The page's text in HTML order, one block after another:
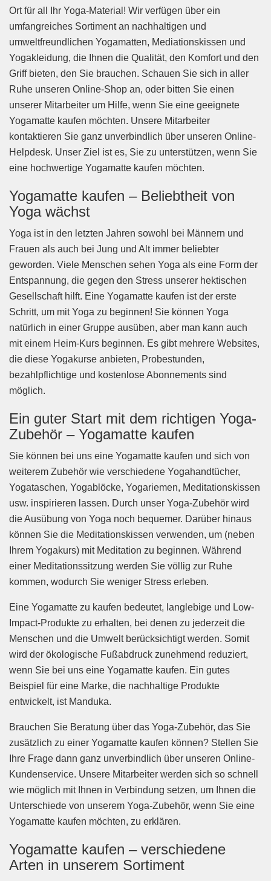
Ort für all Ihr Yoga-Material! Wir verfügen über ein
umfangreiches Sortiment an nachhaltigen und
umweltfreundlichen Yogamatten, Mediationskissen und
Yogakleidung, die Ihnen die Qualität, den Komfort und den
Griff bieten, den Sie brauchen. Schauen Sie sich in aller
Ruhe unseren Online-Shop an, oder bitten Sie einen
unserer Mitarbeiter um Hilfe, wenn Sie eine geeignete
Yogamatte kaufen möchten. Unsere Mitarbeiter
kontaktieren Sie ganz unverbindlich über unseren Online-
Helpdesk. Unser Ziel ist es, Sie zu unterstützen, wenn Sie
eine hochwertige Yogamatte kaufen möchten.
Yogamatte kaufen – Beliebtheit von
Yoga wächst
Yoga ist in den letzten Jahren sowohl bei Männern und
Frauen als auch bei Jung und Alt immer beliebter
geworden. Viele Menschen sehen Yoga als eine Form der
Entspannung, die gegen den Stress unserer hektischen
Gesellschaft hilft. Eine Yogamatte kaufen ist der erste
Schritt, um mit Yoga zu beginnen! Sie können Yoga
natürlich in einer Gruppe ausüben, aber man kann auch
mit einem Heim-Kurs beginnen. Es gibt mehrere Websites,
die diese Yogakurse anbieten, Probestunden,
bezahlpflichtige und kostenlose Abonnements sind
möglich.
Ein guter Start mit dem richtigen Yoga-
Zubehör – Yogamatte kaufen
Sie können bei uns eine Yogamatte kaufen und sich von
weiterem Zubehör wie verschiedene Yogahandtücher,
Yogataschen, Yogablöcke, Yogariemen, Meditationskissen
usw. inspirieren lassen. Durch unser Yoga-Zubehör wird
die Ausübung von Yoga noch bequemer. Darüber hinaus
können Sie die Meditationskissen verwenden, um (neben
Ihrem Yogakurs) mit Meditation zu beginnen. Während
einer Meditationssitzung werden Sie völlig zur Ruhe
kommen, wodurch Sie weniger Stress erleben.
Eine Yogamatte zu kaufen bedeutet, langlebige und Low-
Impact-Produkte zu erhalten, bei denen zu jederzeit die
Menschen und die Umwelt berücksichtigt werden. Somit
wird der ökologische Fußabdruck zunehmend reduziert,
wenn Sie bei uns eine Yogamatte kaufen. Ein gutes
Beispiel für eine Marke, die nachhaltige Produkte
entwickelt, ist Manduka.
Brauchen Sie Beratung über das Yoga-Zubehör, das Sie
zusätzlich zu einer Yogamatte kaufen können? Stellen Sie
Ihre Frage dann ganz unverbindlich über unseren Online-
Kundenservice. Unsere Mitarbeiter werden sich so schnell
wie möglich mit Ihnen in Verbindung setzen, um Ihnen die
Unterschiede von unserem Yoga-Zubehör, wenn Sie eine
Yogamatte kaufen möchten, zu erklären.
Yogamatte kaufen – verschiedene
Arten in unserem Sortiment